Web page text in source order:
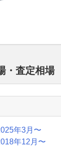
・査定相場
年3月〜
年12月〜